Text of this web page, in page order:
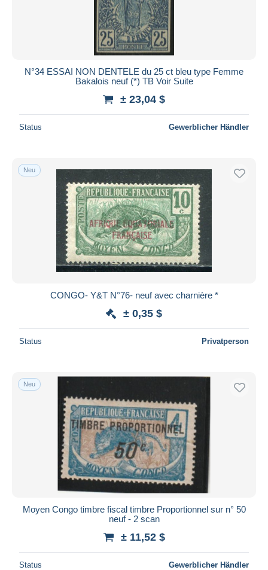
N°34 ESSAI NON DENTELE du 25 ct bleu type Femme
Bakalois neuf (*) TB Voir Suite
± 23,04 $
Status Gewerblicher Händler
Neu
CONGO- Y&T N°76- neuf avec charnière *
± 0,35 $
Status Privatperson
Neu
Moyen Congo timbre fiscal timbre Proportionnel sur n° 50
neuf - 2 scan
± 11,52 $
Status Gewerblicher Händler